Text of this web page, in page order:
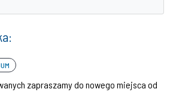
zapraszamy do nowego miejsca od